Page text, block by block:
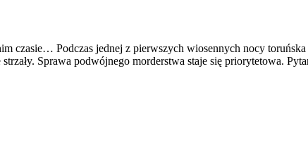
czasie… Podczas jednej z pierwszych wiosennych nocy toruńska
Sprawa podwójnego morderstwa staje się priorytetowa.